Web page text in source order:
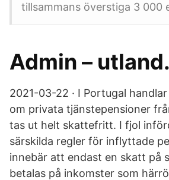
tillsammans överstiga 3 000
Admin –
2021-03-22 · I Portugal
om privata tjänstepensioner
tas ut helt skattefritt. I fjol
särskilda regler för inflyttade
innebär att endast en skatt på
betalas på inkomster som